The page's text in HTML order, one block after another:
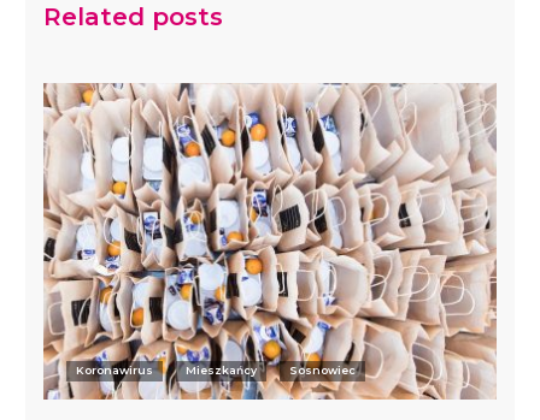
Related posts
Koronawirus Mieszkańcy Sosnowiec